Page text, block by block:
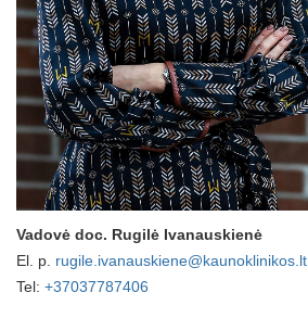
Vadovė doc. Rugilė Ivanauskienė
El. p. rugile.ivanauskiene@kaunoklinikos.lt
Tel: +37037787406